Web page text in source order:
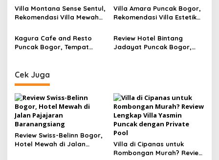
Infinity Pool View Gunung
Salak dan Pangrango
View Perbukitan dan
Fasilitas Lengkap
Villa Montana Sense Sentul,
Rekomendasi Villa Mewah
View Pegunungan dan
Fasilitas Premium
Villa Amara Puncak Bogor,
Rekomendasi Villa Estetik
dengan View Pegunungan
Kagura Cafe and Resto
Puncak Bogor, Tempat
dan Menu Kuliner Lengkap
Review Hotel Bintang
Jadayat Puncak Bogor,
Cek Juga
Review Swiss-Belinn Bogor,
Hotel Mewah di Jalan
Villa di Cipanas untuk
Rombongan Murah? Review